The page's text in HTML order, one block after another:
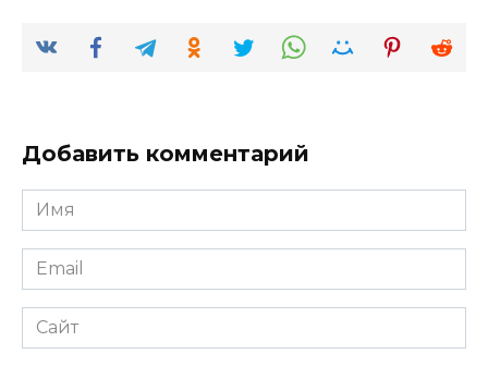
Добавить комментарий
Имя
*
Email
*
Сайт